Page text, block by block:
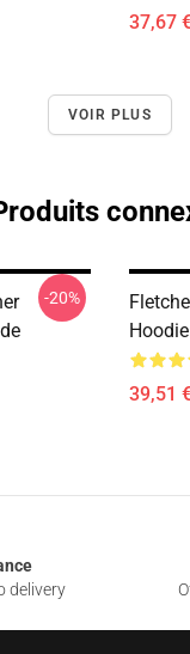
37,67
VOIR PLUS
-20%
39,51
delivery